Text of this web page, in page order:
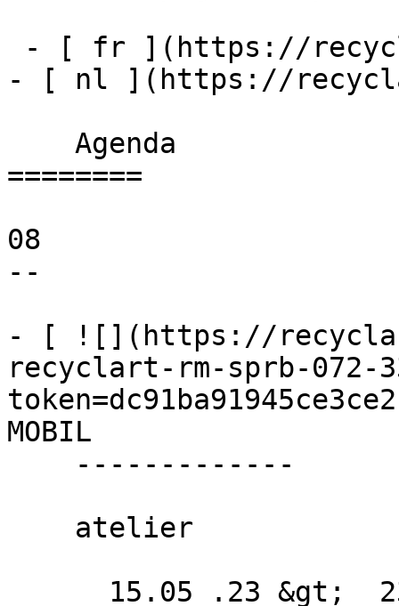
- [ nl ](https://
========
08
--
- [ ![](https://
recyclart-rm-sprb-072-
MOBIL